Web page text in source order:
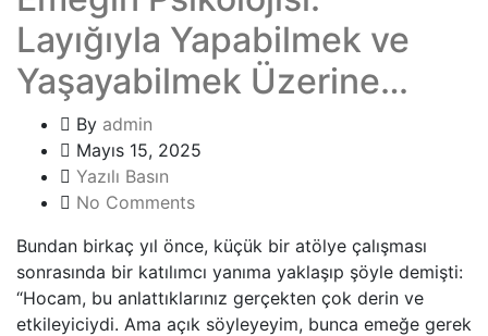
Layığıyla Yapabilmek ve
Yaşayabilmek Üzerine…
By admin
Mayıs 15, 2025
Yazılı Basın
No Comments
Bundan birkaç yıl önce, küçük bir atölye çalışması
sonrasında bir katılımcı yanıma yaklaşıp şöyle demişti:
“Hocam, bu anlattıklarınız gerçekten çok derin ve
etkileyiciydi. Ama açık söyleyeyim, bunca emeğe gerek